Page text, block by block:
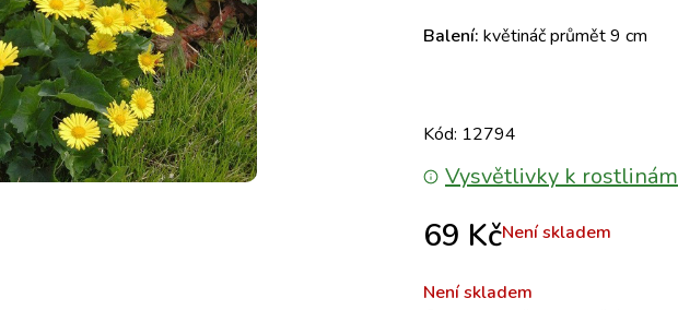
Balení: květináč průmět 9 cm
Kód: 12794
Vysvětlivky k rostlinám
69 KčNení skladem
Není skladem